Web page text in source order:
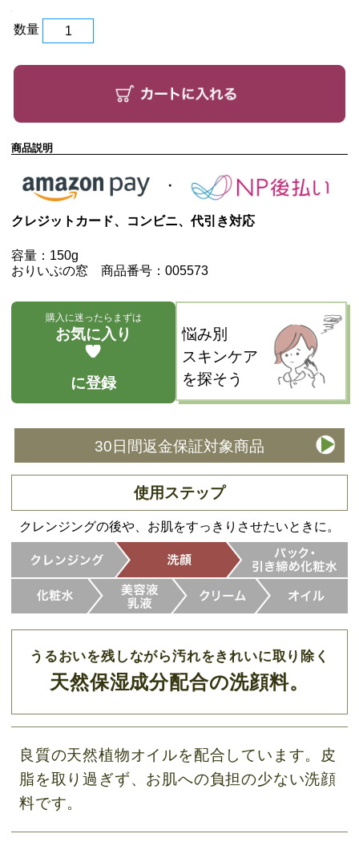
数量
商品説明
クレジットカード、コンビニ、代引き対応
容量：150g
おりいぶの窓 商品番号：005573
購入に迷ったらまずは
お気に入り
に登録
悩み別
スキンケア
を探そう
30日間返金保証対象商品
使用ステップ
クレンジングの後や、お肌をすっきりさせたいときに。
うるおいを残しながら汚れをきれいに取り除く
天然保湿成分配合の洗顔料。
良質の天然植物オイルを配合しています。皮
脂を取り過ぎず、お肌への負担の少ない洗顔
料です。